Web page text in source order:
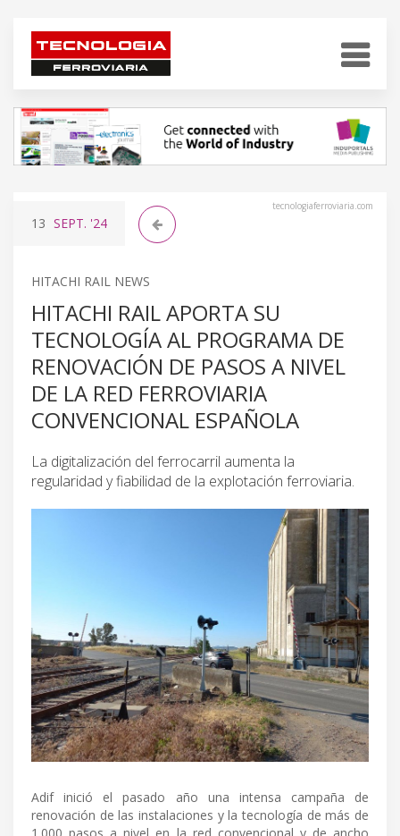
tecnologiaferroviaria.com
13 SEPT. '24
HITACHI RAIL NEWS
HITACHI RAIL APORTA SU
TECNOLOGÍA AL PROGRAMA DE
RENOVACIÓN DE PASOS A NIVEL
DE LA RED FERROVIARIA
CONVENCIONAL ESPAÑOLA
La digitalización del ferrocarril aumenta la
regularidad y fiabilidad de la explotación ferroviaria.
Adif inició el pasado año una intensa campaña de
renovación de las instalaciones y la tecnología de más de